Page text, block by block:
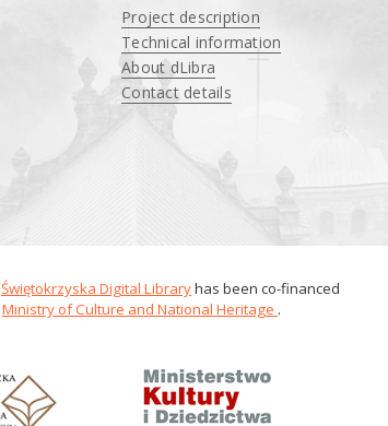
Project description
Technical information
About dLibra
Contact details
Świętokrzyska Digital Libraryhas been co-financed
Ministry of Culture and National Heritage .